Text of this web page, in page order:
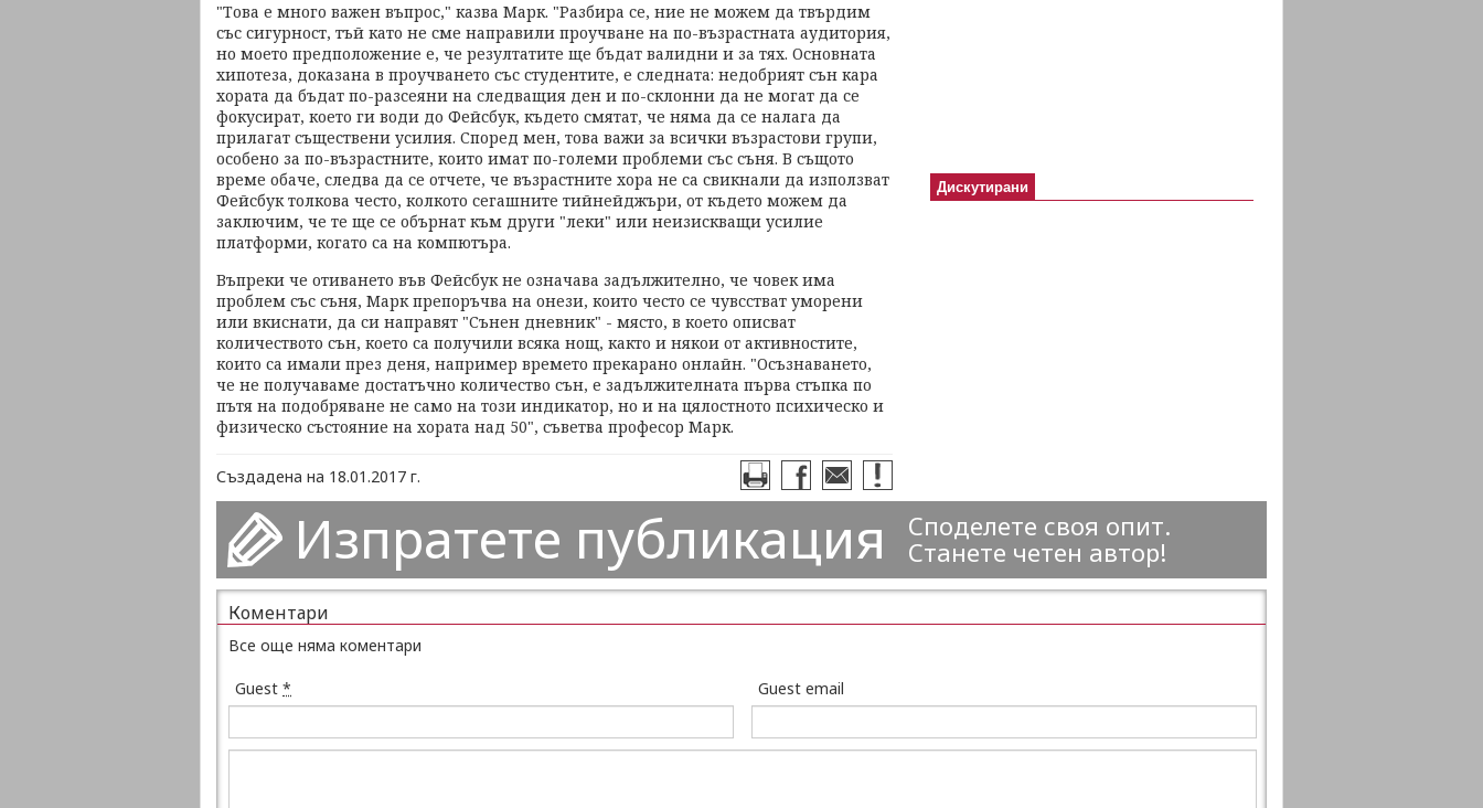
"Това е много важен въпрос," казва Марк. "Разбира се, ние не можем да твърдим
със сигурност, тъй като не сме направили проучване на по-възрастната аудитория,
но моето предположение е, че резултатите ще бъдат валидни и за тях. Основната
хипотеза, доказана в проучването със студентите, е следната: недобрият сън кара
хората да бъдат по-разсеяни на следващия ден и по-склонни да не могат да се
фокусират, което ги води до Фейсбук, където смятат, че няма да се налага да
прилагат съществени усилия. Според мен, това важи за всички възрастови групи,
особено за по-възрастните, които имат по-големи проблеми със съня. В същото
време обаче, следва да се отчете, че възрастните хора не са свикнали да използват
Фейсбук толкова често, колкото сегашните тийнейджъри, от където можем да
заключим, че те ще се обърнат към други "леки" или неизискващи усилие
платформи, когато са на компютъра.
Въпреки че отиването във Фейсбук не означава задължително, че човек има
проблем със съня, Марк препоръчва на онези, които често се чувсстват уморени
или вкиснати, да си направят "Сънен дневник" - място, в което описват
количеството сън, което са получили всяка нощ, както и някои от активностите,
които са имали през деня, например времето прекарано онлайн. "Осъзнаването,
че не получаваме достатъчно количество сън, е задължителната първа стъпка по
пътя на подобряване не само на този индикатор, но и на цялостното психическо и
физическо състояние на хората над 50", съветва професор Марк.
Създадена на 18.01.2017 г.
Дискутирани
Изпратете публикация
Споделете своя опит.
Станете четен автор!
Коментари
Все още няма коментари
Guest * Guest email